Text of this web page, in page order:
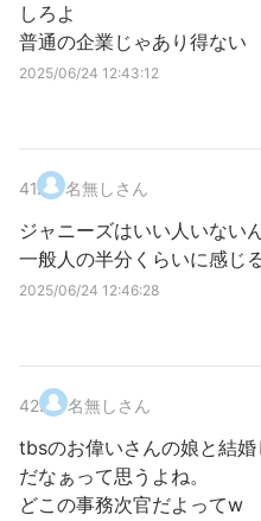
しろよ
普通の企業じゃあり得ない
2025/06/24 12:43:12
41. 名無しさん
ジャニーズはいい人いない
一般人の半分くらいに感じ
2025/06/24 12:46:28
42. 名無しさん
tbsのお偉いさんの娘と結
だなぁって思うよね。
どこの事務次官だよってw